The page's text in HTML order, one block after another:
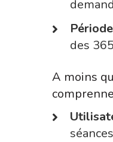
des
A moins